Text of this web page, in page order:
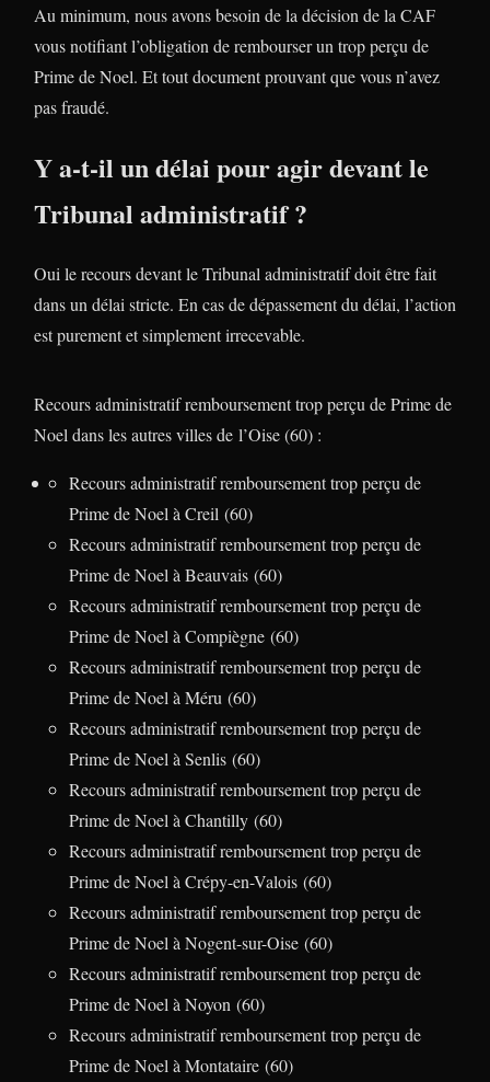
Au minimum, nous avons besoin de la décision de la CAF
vous notifiant l’obligation de rembourser un trop perçu de
Prime de Noel. Et tout document prouvant que vous n’avez
pas fraudé.
Y a-t-il un délai pour agir devant le
Tribunal administratif ?
Oui le recours devant le Tribunal administratif doit être fait
dans un délai stricte. En cas de dépassement du délai, l’action
est purement et simplement irrecevable.
Recours administratif remboursement trop perçu de Prime de
Noel dans les autres villes de l’Oise (60) :
Recours administratif remboursement trop perçu de
Prime de Noel à Creil (60)
Recours administratif remboursement trop perçu de
Prime de Noel à Beauvais (60)
Recours administratif remboursement trop perçu de
Prime de Noel à Compiègne (60)
Recours administratif remboursement trop perçu de
Prime de Noel à Méru (60)
Recours administratif remboursement trop perçu de
Prime de Noel à Senlis (60)
Recours administratif remboursement trop perçu de
Prime de Noel à Chantilly (60)
Recours administratif remboursement trop perçu de
Prime de Noel à Crépy-en-Valois (60)
Recours administratif remboursement trop perçu de
Prime de Noel à Nogent-sur-Oise (60)
Recours administratif remboursement trop perçu de
Prime de Noel à Noyon (60)
Recours administratif remboursement trop perçu de
Prime de Noel à Montataire (60)